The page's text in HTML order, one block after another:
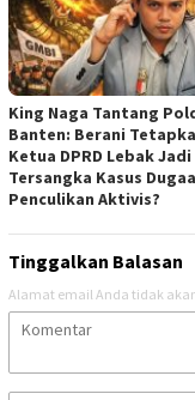
‎King Naga Tantang
Banten: Berani
Ketua DPRD Lebak Jadi
Tersangka Kasus
Penculikan Aktivis? ‎
Tinggalkan Balasan
Alamat email Anda tidak